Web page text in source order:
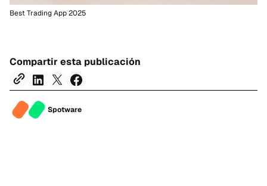
Best Trading App 2025
Compartir esta publicación
Spotware